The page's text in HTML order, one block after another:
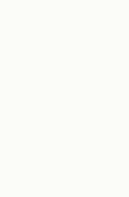
Cet
Voir ses